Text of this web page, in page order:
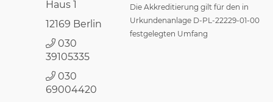
Die Akkreditierung gilt für den in
Urkundenanlage D-PL-22229-01-00
festgelegten Umfang
Haus 1
12169 Berlin
030
39105335
030
69004420